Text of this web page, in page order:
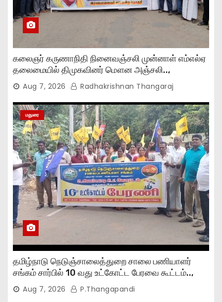
கலைஞர் கருணாநிதி நினைவஞ்சலி முன்னாள் எம்எல்ஏ
தலைமையில் திமுகவினர் மௌன அஞ்சலி..,
Aug 7, 2026 Radhakrishnan Thangaraj
மதுரை
தமிழ்நாடு நெடுஞ்சாலைத்துறை சாலை பணியாளர்
சங்கம் சார்பில் 10 வது உட்கோட்ட பேரவை கூட்டம்..,
Aug 7, 2026 P.Thangapandi